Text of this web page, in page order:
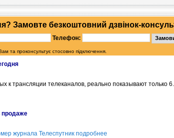
Замовте безкоштовний дзвінок-
Телефон:
та проконсультує стосовно підключення.
к трансляции телеканалов, реально показывают только 6.
продаже
журнала Телеспутник подробнее